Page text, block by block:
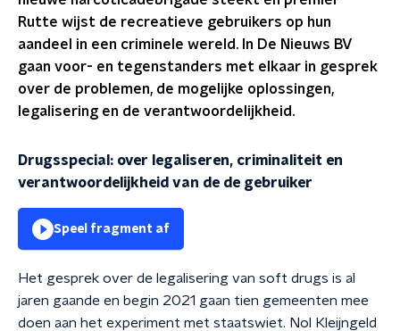
Rutte wijst de recreatieve gebruikers op hun
aandeel in een criminele wereld. In De Nieuws BV
gaan voor- en tegenstanders met elkaar in gesprek
over de problemen, de mogelijke oplossingen,
legalisering en de verantwoordelijkheid.
Drugsspecial: over legaliseren, criminaliteit en
verantwoordelijkheid van de de gebruiker
Speel fragment af
Het gesprek over de legalisering van soft drugs is al
jaren gaande en begin 2021 gaan tien gemeenten mee
doen aan het experiment met staatswiet. Nol Kleijngeld